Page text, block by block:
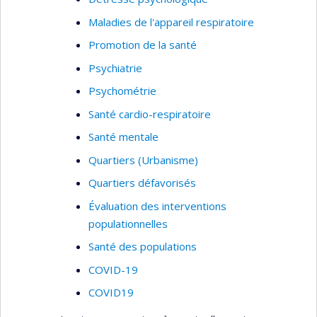
mentale.
Maladies de l'appareil respiratoire
Promotion de la santé
Psychiatrie
Psychométrie
Santé cardio-respiratoire
Santé mentale
Quartiers (Urbanisme)
Quartiers défavorisés
Évaluation des interventions
populationnelles
Santé des populations
COVID-19
COVID19